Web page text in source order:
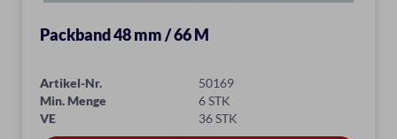
Packband 48 mm / 66 M
Artikel-Nr.
50169
Min. Menge
6 STK
VE
36 STK